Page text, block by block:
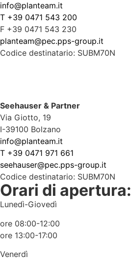
info@planteam.it
T +39 0471 543 200
F +39 0471 543 230
planteam@pec.pps-group.it
Codice destinatario: SUBM70N
Seehauser & Partner
Via Giotto, 19
I-39100 Bolzano
info@planteam.it
T +39 0471 971 661
seehauser@pec.pps-group.it
Codice destinatario: SUBM70N
Orari di apertura:
Lunedì-Giovedì
ore 08:00-12:00
ore 13:00-17:00
Venerdì